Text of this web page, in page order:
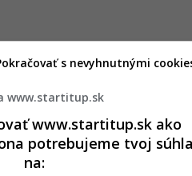
nedeľu. Nový cestovný
pár vlakov na trase Košice
spojení R 961
do Košíc a späť.
www.startitup.sk
www.startitup.sk ako
potrebujeme tvoj
na:
s nevyhnutnými